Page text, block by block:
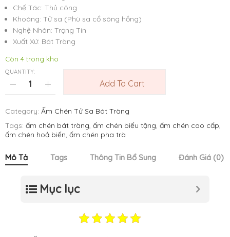
Chế Tác: Thủ công
Khoáng: Tử sa (Phù sa cổ sông hồng)
Nghệ Nhân: Trọng Tín
Xuất Xứ: Bát Tràng
Còn 4 trong kho
QUANTITY:
Add To Cart
Category: Ấm Chén Tử Sa Bát Tràng
Tags: ấm chén bát tràng, ấm chén biếu tặng, ấm chén cao cấp,
ấm chén hoả biến, ấm chén pha trà
Mô Tả Tags Thông Tin Bổ Sung Đánh Giá (0)
Mục lục